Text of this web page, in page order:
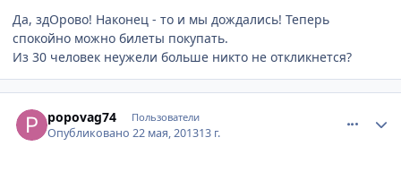
Да, здОрово! Наконец - то и мы дождались! Теперь
спокойно можно билеты покупать.
Из 30 человек неужели больше никто не откликнется?
popovag74 Пользователи
Опубликовано22 мая, 201313 г.